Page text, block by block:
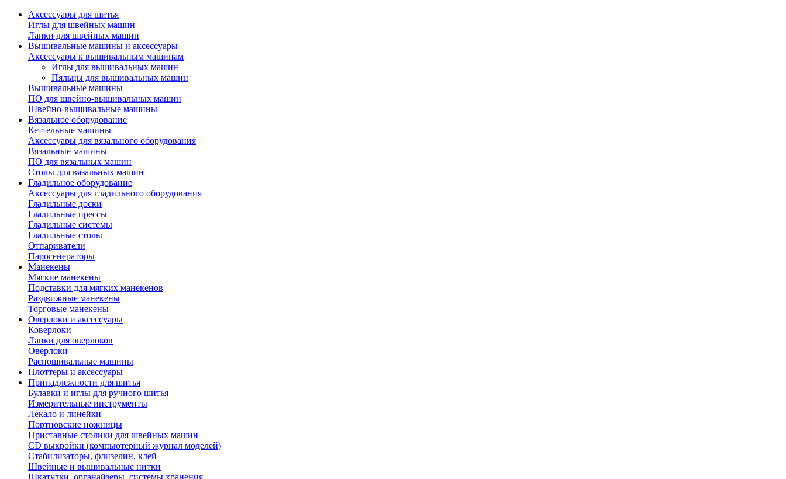
Аксессуары для шитья
Иглы для швейных машин
Лапки для швейных машин
Вышивальные машины и аксессуары
Аксессуары к вышивальным машинам
Иглы для вышивальных машин
Пяльцы для вышивальных машин
Вышивальные машины
ПО для швейно-вышивальных машин
Швейно-вышивальные машины
Вязальное оборудование
Кеттельные машины
Аксессуары для вязального оборудования
Вязальные машины
ПО для вязальных машин
Столы для вязальных машин
Гладильное оборудование
Аксессуары для гладильного оборудования
Гладильные доски
Гладильные прессы
Гладильные системы
Гладильные столы
Отпариватели
Парогенераторы
Манекены
Мягкие манекены
Подставки для мягких манекенов
Раздвижные манекены
Торговые манекены
Оверлоки и аксессуары
Коверлоки
Лапки для оверлоков
Оверлоки
Распошивальные машины
Плоттеры и аксессуары
Принадлежности для шитья
Булавки и иглы для ручного шитья
Измерительные инструменты
Лекало и линейки
Портновские ножницы
Приставные столики для швейных машин
СD выкройки (компьютерный журнал моделей)
Стабилизаторы, флизелин, клей
Швейные и вышивальные нитки
Шкатулки, органайзеры, системы хранения